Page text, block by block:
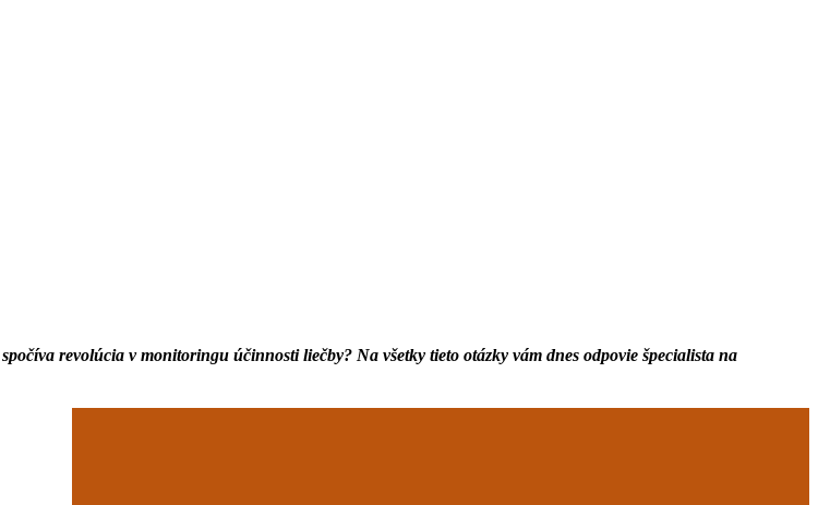
revolúcia v monitoringu účinnosti liečby? Na všetky tieto otázky vám dnes odpovie špecialista na